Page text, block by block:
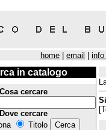
home email info
in catalogo
Cosa cercare
Dove cercare
Titolo